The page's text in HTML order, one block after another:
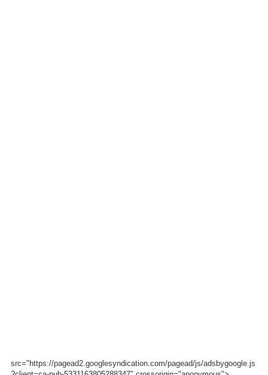
src="https://pagead2.googlesyndication.com/pagead/js/adsbygoogle.js